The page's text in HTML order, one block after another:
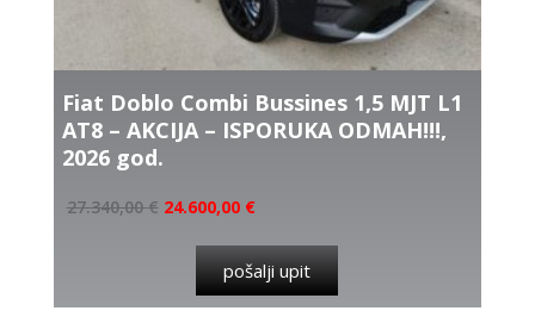
Fiat Doblo Combi Bussines 1,5 MJT L1
AT8 – AKCIJA – ISPORUKA ODMAH!!!,
2026 god.
27.340,00€ 24.600,00 €
pošalji upit